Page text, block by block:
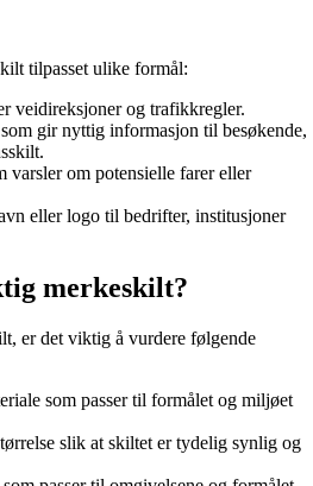
tilpasset ulike formål:
veidireksjoner og trafikkregler.
gir nyttig informasjon til besøkende,
varsler om potensielle farer eller
eller logo til bedrifter, institusjoner
merkeskilt?
er det viktig å vurdere følgende
som passer til formålet og miljøet
slik at skiltet er tydelig synlig og